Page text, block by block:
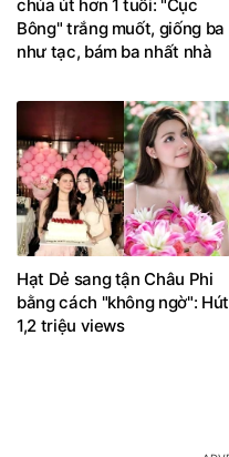
chúa út hơn 1 tuổi: "Cục
Bông" trắng muốt, giống ba
như tạc, bám ba nhất nhà
Hạt Dẻ sang tận Châu Phi
bằng cách "không ngờ": Hút
1,2 triệu views